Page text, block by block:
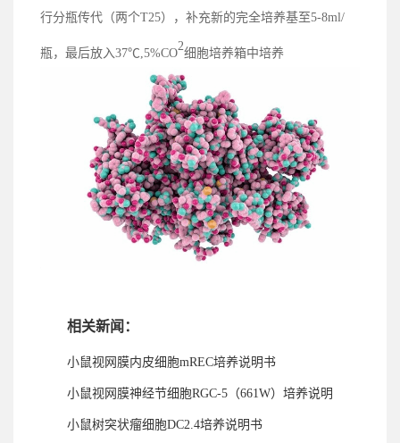
行分瓶传代（两个T25），补充新的完全培养基至5-8ml/
瓶，最后放入37℃,5%CO
2
细胞培养箱中培养
相关新闻：
小鼠视网膜内皮细胞mREC培养说明书
小鼠视网膜神经节细胞RGC-5（661W）培养说明
书
小鼠树突状瘤细胞DC2.4培养说明书